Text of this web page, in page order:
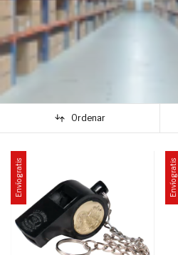
Ordenar
Envío gratis Envío gratis